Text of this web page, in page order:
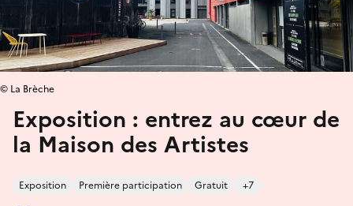
Exposition : entrez au cœur de
la Maison des Artistes
Exposition Première participation Gratuit +7
© La Brèche